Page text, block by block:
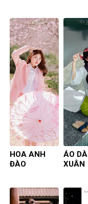
HOA ANH
ĐÀO
ÁO DÀI
XUÂN